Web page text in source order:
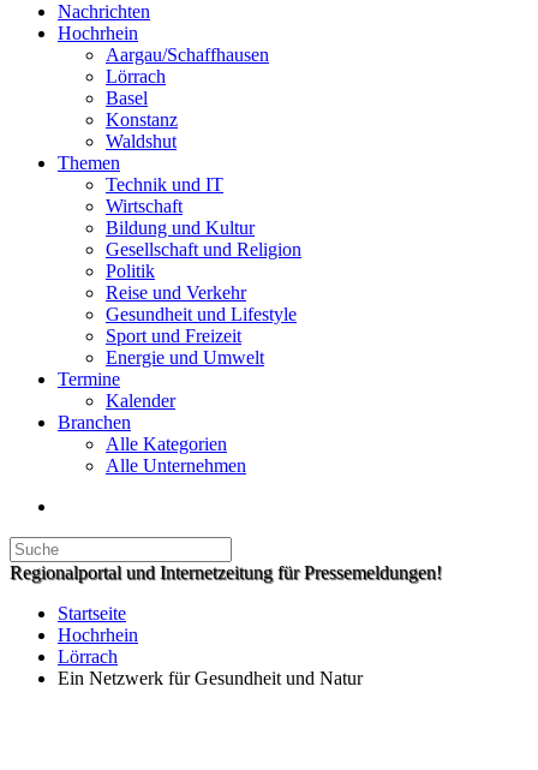
Nachrichten
Hochrhein
Aargau/Schaffhausen
Lörrach
Basel
Konstanz
Waldshut
Themen
Technik und IT
Wirtschaft
Bildung und Kultur
Gesellschaft und Religion
Politik
Reise und Verkehr
Gesundheit und Lifestyle
Sport und Freizeit
Energie und Umwelt
Termine
Kalender
Branchen
Alle Kategorien
Alle Unternehmen
Regionalportal und Internetzeitung für Pressemeldungen!
Startseite
Hochrhein
Lörrach
Ein Netzwerk für Gesundheit und Natur